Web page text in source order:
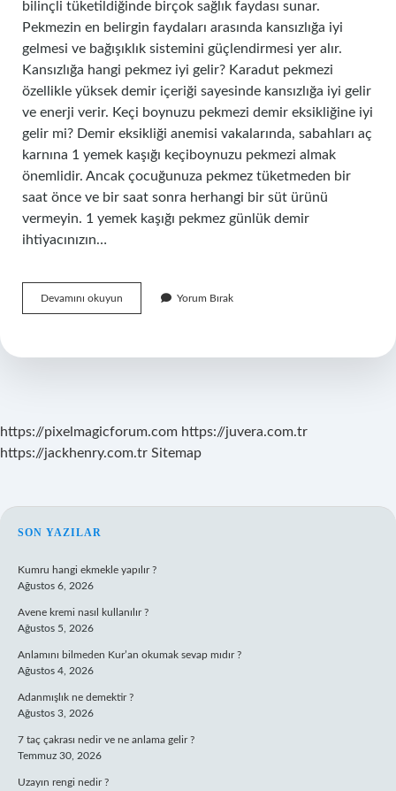
bilinçli tüketildiğinde birçok sağlık faydası sunar.
Pekmezin en belirgin faydaları arasında kansızlığa iyi
gelmesi ve bağışıklık sistemini güçlendirmesi yer alır.
Kansızlığa hangi pekmez iyi gelir? Karadut pekmezi
özellikle yüksek demir içeriği sayesinde kansızlığa iyi gelir
ve enerji verir. Keçi boynuzu pekmezi demir eksikliğine iyi
gelir mi? Demir eksikliği anemisi vakalarında, sabahları aç
karnına 1 yemek kaşığı keçiboynuzu pekmezi almak
önemlidir. Ancak çocuğunuza pekmez tüketmeden bir
saat önce ve bir saat sonra herhangi bir süt ürünü
vermeyin. 1 yemek kaşığı pekmez günlük demir
ihtiyacınızın…
Devamını okuyun
Boynuzu
Iyi
Yorum Bırak
https://pixelmagicforum.com https://juvera.com.tr
https://jackhenry.com.tr Sitemap
SIDEBAR
SON YAZILAR
Kumru hangi ekmekle yapılır ?
Ağustos 6, 2026
Avene kremi nasıl kullanılır ?
Ağustos 5, 2026
Anlamını bilmeden Kur’an okumak sevap mıdır ?
Ağustos 4, 2026
Adanmışlık ne demektir ?
Ağustos 3, 2026
7 taç çakrası nedir ve ne anlama gelir ?
Temmuz 30, 2026
Uzayın rengi nedir ?